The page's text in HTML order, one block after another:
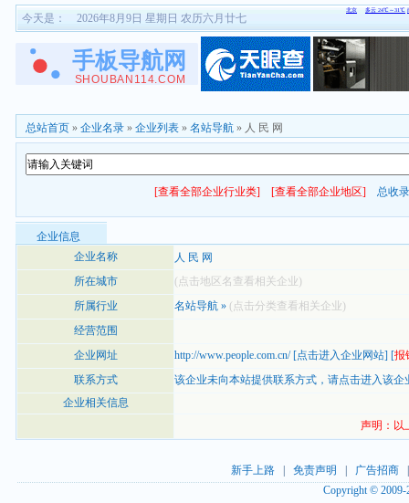
今天是： 2026年8月9日 星期日 农历六月廿七
总站首页 » 企业名录 » 企业列表 » 名站导航 » 人 民 网
[查看全部企业行业类] [查看全部企业地区] 总收
企业信息
企业名称
人 民 网
所在城市
(点击地区名查看相关企业)
所属行业
名站导航 » (点击分类查看相关企业)
经营范围
企业网址
http://www.people.com.cn/[点击进入企业网站] [报
联系方式
该企业未向本站提供联系方式， 请点击进入该企
企业相关信息
声明：以
新手上路| 免责声明 广告招商
Copyright ©